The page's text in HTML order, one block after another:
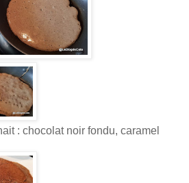
: chocolat noir fondu, caramel